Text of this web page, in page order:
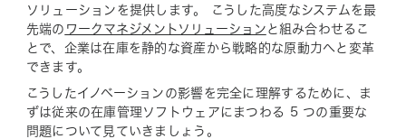
ソリューションを提供します。 こうした高度なシステムを最
先端の ワークマネジメントソリューション と組み合わせるこ
とで、企業は在庫を静的な資産から戦略的な原動力へと変革
できます。
こうしたイノベーションの影響を完全に理解するために、ま
ずは従来の在庫管理ソフトウェアにまつわる 5 つの重要な
問題について見ていきましょう。